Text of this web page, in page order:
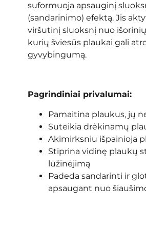
suformuoja apsauginį
(sandarinimo) efektą. Jis
viršutinį sluoksnį nuo
kurių šviesūs plaukai gali
gyvybingumą.
Pagrindiniai privalumai:
Pamaitina plaukus, jų
Suteikia drėkinamų
Akimirksniu išpainioja
Stiprina vidinę plaukų
lūžinėjimą
Padeda sandarinti ir
apsaugant nuo